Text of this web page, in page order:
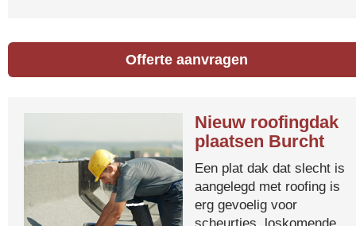
Offerte aanvragen
Nieuw roofingdak
plaatsen Burcht
Een plat dak dat slecht is
aangelegd met roofing is
erg gevoelig voor
scheurtjes, loskomende